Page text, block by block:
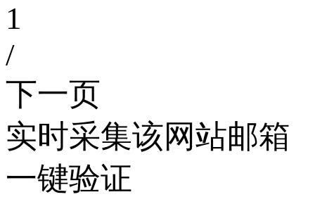
1
/
下一页
实时采集该网站邮箱
一键验证